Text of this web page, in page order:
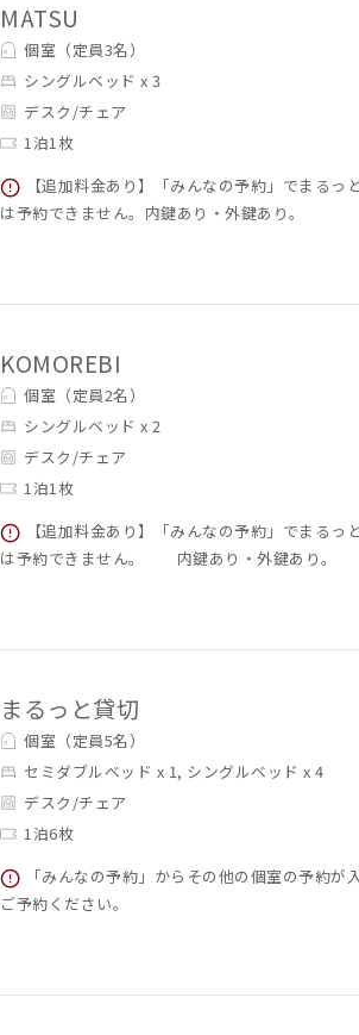
MATSU
個室（定員3名）
シングルベッド x 3
デスク/チェア
1泊1枚
【追加料金あり】「みんなの予約」でまるっ
は予約できません。内鍵あり・外鍵あり。
KOMOREBI
個室（定員2名）
シングルベッド x 2
デスク/チェア
1泊1枚
【追加料金あり】「みんなの予約」でまるっ
は予約できません。 内鍵あり・外鍵あり。
まるっと貸切
個室（定員5名）
セミダブルベッド x 1, シングルベッド x 4
デスク/チェア
1泊6枚
「みんなの予約」からその他の個室の予約が
ご予約ください。